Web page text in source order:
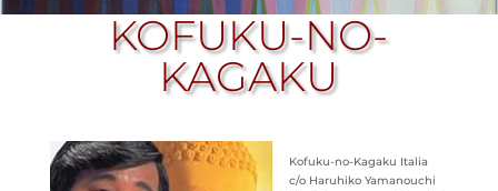
KOFUKU-NO-
KAGAKU
Kofuku-no-Kagaku Italia
c/o Haruhiko Yamanouchi